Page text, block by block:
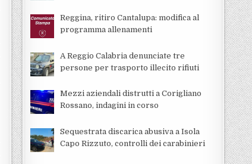
Reggina, ritiro Cantalupa: modifica al
programma allenamenti
A Reggio Calabria denunciate tre
persone per trasporto illecito rifiuti
Mezzi aziendali distrutti a Corigliano
Rossano, indagini in corso
Sequestrata discarica abusiva a Isola
Capo Rizzuto, controlli dei carabinieri